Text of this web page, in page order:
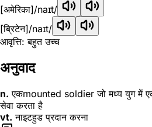
[अमेरिका]/naɪt/
[ब्रिटेन]/naɪt/
आवृत्ति: बहुत उच्च
अनुवाद
n. एकmounted soldier जो मध्य युग में
सेवा करता है
vt. नाइटहुड प्रदान करना